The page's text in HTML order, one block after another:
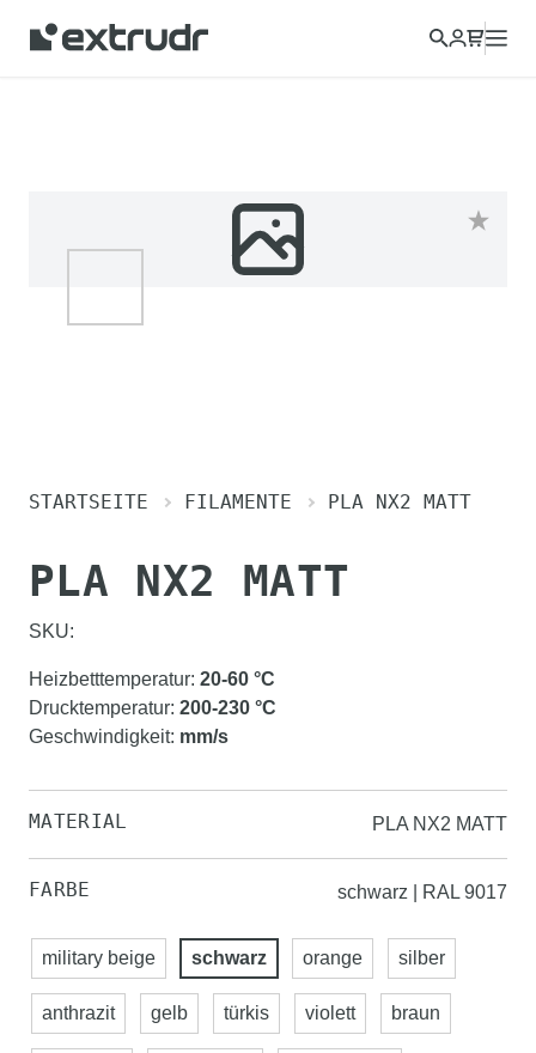
STARTSEITE FILAMENTE PLA NX2 MATT
PLA NX2 MATT
SKU:
Heizbetttemperatur: 20-60 °C
Drucktemperatur: 200-230 °C
Geschwindigkeit: mm/s
MATERIAL PLA NX2 MATT
FARBE schwarz | RAL 9017
military beige schwarz orange silber
anthrazit gelb türkis violett braun